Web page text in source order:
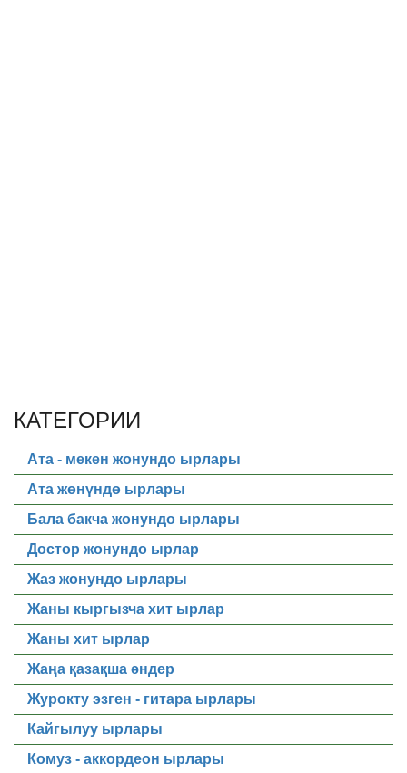
КАТЕГОРИИ
Ата - мекен жонундо ырлары
Ата жөнүндө ырлары
Бала бакча жонундо ырлары
Достор жонундо ырлар
Жаз жонундо ырлары
Жаны кыргызча хит ырлар
Жаны хит ырлар
Жаңа қазақша әндер
Журокту эзген - гитара ырлары
Кайгылуу ырлары
Комуз - аккордеон ырлары